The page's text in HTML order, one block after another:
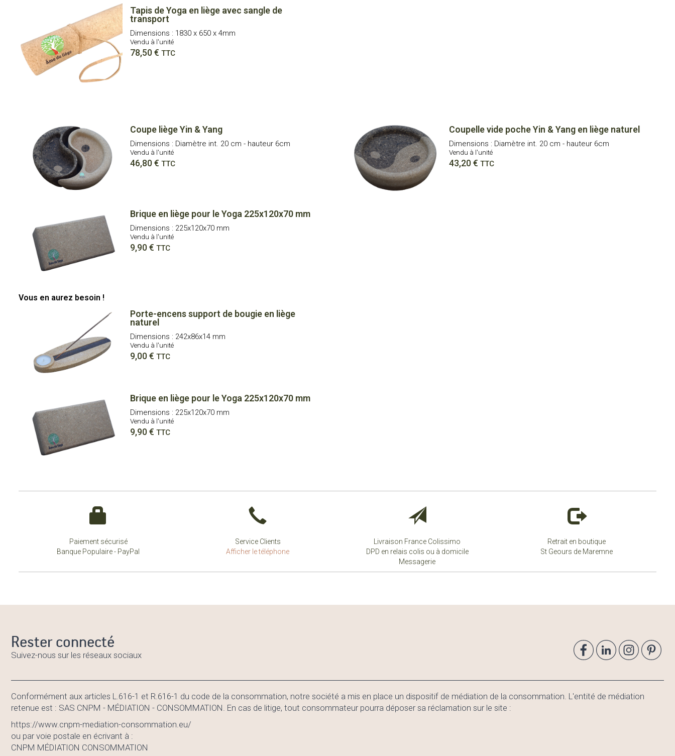
Tapis de Yoga en liège avec sangle de
transport
Dimensions : 1830 x 650 x 4mm
Vendu à l'unité
78,50€ TTC
Coupe liège Yin & Yang
Dimensions : Diamètre int. 20 cm - hauteur 6cm
Vendu à l'unité
46,80€ TTC
Coupelle vide poche Yin & Yang en liège naturel
Dimensions : Diamètre int. 20 cm - hauteur 6cm
Vendu à l'unité
43,20€ TTC
Brique en liège pour le Yoga 225x120x70 mm
Dimensions : 225x120x70 mm
Vendu à l'unité
9,90€ TTC
Vous en aurez besoin !
Porte-encens support de bougie en liège
naturel
Dimensions : 242x86x14 mm
Vendu à l'unité
9,00€ TTC
Brique en liège pour le Yoga 225x120x70 mm
Dimensions : 225x120x70 mm
Vendu à l'unité
9,90€ TTC
Paiement sécurisé
Banque Populaire - PayPal
Service Clients
Afficher le téléphone
Livraison France Colissimo
DPD en relais colis ou à domicile
Messagerie
Retrait en boutique
St Geours de Maremne
Rester connecté
Suivez-nous sur les réseaux sociaux
Conformément aux articles L.616-1 et R.616-1 du code de la consommation, notre société a mis en place un dispositif de médiation de la consommation. L'entité de médiation
retenue est : SAS CNPM - MÉDIATION - CONSOMMATION. En cas de litige, tout consommateur pourra déposer sa réclamation sur le site :
https://www.cnpm-mediation-consommation.eu/
ou par voie postale en écrivant à :
CNPM MÉDIATION CONSOMMATION